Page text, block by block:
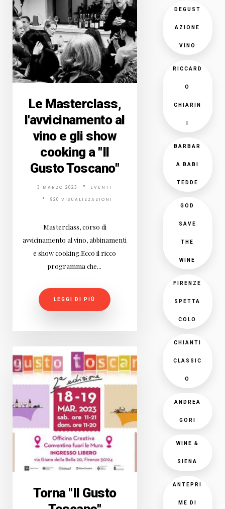
Le Masterclass,
l'avvicinamento al
vino e gli show
cooking a "Il
Gusto Toscano"
3 MARZO 2023 EVENTI
920 VISUALIZZAZIONI
Masterclass, corso di
avvicinamento al vino, abbinamenti
e show cooking.Ecco il ricco
programma che...
LEGGI DI PIÙ
Torna "Il Gusto
DEGUST
AZIONE
VINO
RICCARD
O
CHIARIN
BARBAR
A BABI
TEDDE
GOD
SAVE
THE
WINE
FIRENZE
SPETTA
COLO
CHIANTI
CLASSIC
O
ANDREA
GORI
WINE &
SIENA
ANTEPRI
ME DI